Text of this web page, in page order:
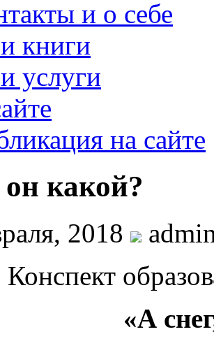
и о себе
книги
услуги
на сайте
он какой?
2018
Конспект
«А